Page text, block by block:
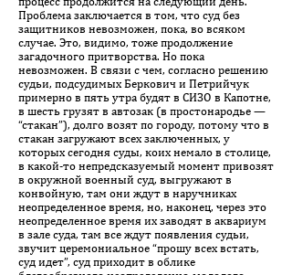
Проблема заключается в том, что суд без
защитников невозможен, пока, во всяком
случае. Это, видимо, тоже продолжение
загадочного притворства. Но пока
невозможен. В связи с чем, согласно решению
судьи, подсудимых Беркович и Петрийчук
примерно в пять утра будят в СИЗО в Капотне,
в шесть грузят в автозак (в простонародье —
“стакан”), долго возят по городу, потому что в
стакан загружают всех заключенных, у
которых сегодня суды, коих немало в столице,
в какой-то непредсказуемый момент привозят
в окружной военный суд, выгружают в
конвойную, там они ждут в наручниках
неопределенное время, но, наконец, через это
неопределенное время их заводят в аквариум
в зале суда, там все ждут появления судьи,
звучит церемониальное “прошу всех встать,
суд идет”, суд приходит в облике